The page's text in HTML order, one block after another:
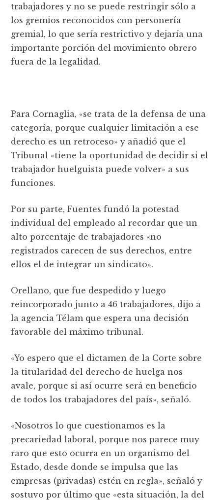
trabajadores y no se puede restringir sólo a
los gremios reconocidos con personería
gremial, lo que sería restrictivo y dejaría una
importante porción del movimiento obrero
fuera de la legalidad.
Para Cornaglia, «se trata de la defensa de una
categoría, porque cualquier limitación a ese
derecho es un retroceso» y añadió que el
Tribunal «tiene la oportunidad de decidir si el
trabajador huelguista puede volver» a sus
funciones.
Por su parte, Fuentes fundó la potestad
individual del empleado al recordar que un
alto porcentaje de trabajadores «no
registrados carecen de sus derechos, entre
ellos el de integrar un sindicato».
Orellano, que fue despedido y luego
reincorporado junto a 46 trabajadores, dijo a
la agencia Télam que espera una decisión
favorable del máximo tribunal.
«Yo espero que el dictamen de la Corte sobre
la titularidad del derecho de huelga nos
avale, porque si así ocurre será en beneficio
de todos los trabajadores del país», señaló.
«Nosotros lo que cuestionamos es la
precariedad laboral, porque nos parece muy
raro que esto ocurra en un organismo del
Estado, desde donde se impulsa que las
empresas (privadas) estén en regla», señaló y
sostuvo por último que «esta situación, la del